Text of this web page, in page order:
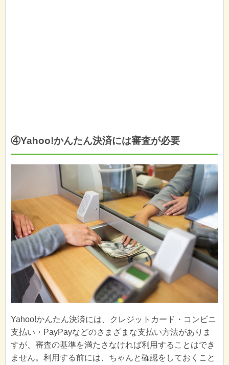
④Yahoo!かんたん決済には審査が必要
Yahoo!かんたん決済には、クレジットカード・コンビニ
支払い・PayPayなどのさまざまな支払い方法がありま
すが、審査の基準を満たさなければ利用することはでき
ません。利用する前には、ちゃんと確認をしておくこと